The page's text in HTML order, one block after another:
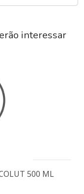
interessar
500 ML